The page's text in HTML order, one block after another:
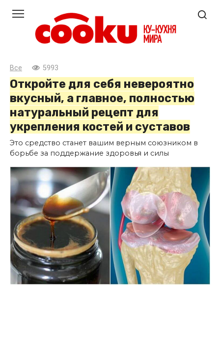
контенту
Все 5993
Откройте для себя невероятно
вкусный, а главное, полностью
натуральный рецепт для
укрепления костей и суставов
Это средство станет вашим верным союзником в
борьбе за поддержание здоровья и силы